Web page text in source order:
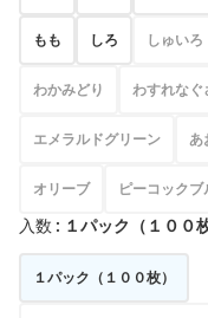
もも しろ しゅいろ
わかみどり わすれなぐ
エメラルドグリーン あ
オリーブ ピーコックブ
入数 : １パック（１００枚
１パック（１００枚）